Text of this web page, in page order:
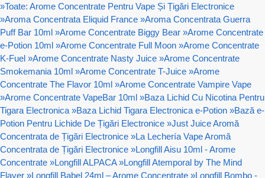
»Toate: Arome Concentrate Pentru Vape Și Țigări Electronice
»Aroma Concentrata Eliquid France »Aroma Concentrata Guerra
Puff Bar 10ml »Arome Concentrate Biggy Bear »Arome Concentrate
e-Potion 10ml »Arome Concentrate Full Moon »Arome Concentrate
K-Fuel »Arome Concentrate Nasty Juice »Arome Concentrate
Smokemania 10ml »Arome Concentrate T-Juice »Arome
Concentrate The Flavor 10ml »Arome Concentrate Vampire Vape
»Arome Concentrate VapeBar 10ml »Baza Lichid Cu Nicotina Pentru
Tigara Electronica »Baza Lichid Tigara Electronica e-Potion »Bază e-
Potion Pentru Lichide De Țigări Electronice »Just Juice Aromă
Concentrata de Țigări Electronice »La Lechería Vape Aromă
Concentrata de Țigări Electronice »Longfill Aisu 10ml - Arome
Concentrate »Longfill ALPACA »Longfill Atemporal by The Mind
Flayer »Longfill Babel 24ml – Arome Concentrate »Longfill Bombo -